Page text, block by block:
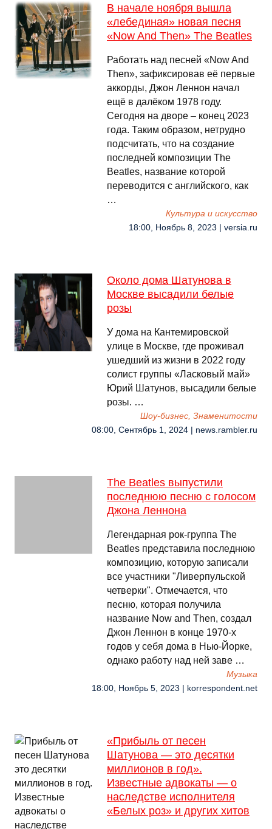
В начале ноября вышла
«лебединая» новая песня
«Now And Then» The Beatles
Работать над песней «Now And
Then», зафиксировав её первые
аккорды, Джон Леннон начал
ещё в далёком 1978 году.
Сегодня на дворе – конец 2023
года. Таким образом, нетрудно
подсчитать, что на создание
последней композиции The
Beatles, название которой
переводится с английского, как
…
Культура и искусство
18:00, Ноябрь 8, 2023 | versia.ru
Около дома Шатунова в
Москве высадили белые
розы
У дома на Кантемировской
улице в Москве, где проживал
ушедший из жизни в 2022 году
солист группы «Ласковый май»
Юрий Шатунов, высадили белые
розы. …
Шоу-бизнес, Знаменитости
08:00, Сентябрь 1, 2024 | news.rambler.ru
The Beatles выпустили
последнюю песню с голосом
Джона Леннона
Легендарная рок-группа The
Beatles представила последнюю
композицию, которую записали
все участники "Ливерпульской
четверки". Отмечается, что
песню, которая получила
название Now and Then, создал
Джон Леннон в конце 1970-х
годов у себя дома в Нью-Йорке,
однако работу над ней заве …
Музыка
18:00, Ноябрь 5, 2023 | korrespondent.net
«Прибыль от песен
Шатунова — это десятки
миллионов в год».
Известные адвокаты — о
наследстве исполнителя
«Белых роз» и других хитов